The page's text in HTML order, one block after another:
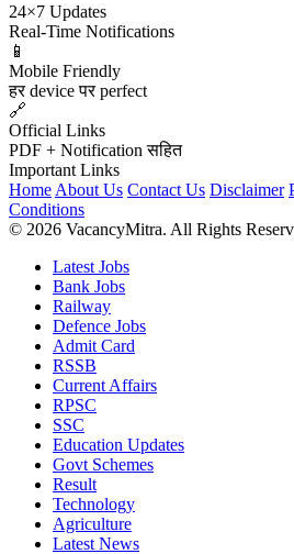
24×7 Updates
Real-Time Notifications
📱
Mobile Friendly
हर device पर perfect
🔗
Official Links
PDF + Notification सहित
Important Links
Home About Us Contact Us Disclaimer
Conditions
© 2026 VacancyMitra. All Rights
Latest Jobs
Bank Jobs
Railway
Defence Jobs
Admit Card
RSSB
Current Affairs
RPSC
SSC
Education Updates
Govt Schemes
Result
Technology
Agriculture
Latest News